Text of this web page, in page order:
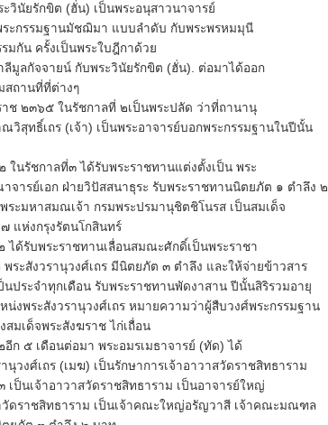
ะวินัยรักขิต (ฮั่น) เป็นพระอนุสาวนาจารย์
ะกรรมฐานมัชฌิมา แบบลำดับ กับพระพรหมมุนี
มกัน ครั้งเป็นพระใบฎีกาด้วย
ลีมูลกัจจายน์ กับพระวินัยรักขิต (ฮั่น). ต่อมาได้ออก
สถานที่ที่ต่างๆ
ช ๒๓๖๕ ในรัชกาลที่ ๒เป็นพระปลัด ว่าที่ถานานุ
วิสุทธิ์เถร (เจ้า) เป็นพระอาจารย์บอกพระกรรมฐานในปีนั้น
ในรัชกาลที่๓ ได้รับพระราชทานแต่งตั้งเป็น พระ
จารย์เอก ฝ่ายวิปัสสนาธุระ รับพระราชทานนิตยภัต ๑ ตำลึง ๒
ระมหาสมณเจ้า กรมพระปรมานุชิตชิโนรส เป็นสมเด็จ
แห่งกรุงรัตนโกสินทร์
ได้รับพระราชทานเลื่อนสมณะศักดิ์เป็นพระราชา
ระสังวรานุวงศ์เถร มีนิตยภัต ๓ ตำลึง และให้จ่ายข้าวสาร
ประจำทุกเดือน รับพระราชทานพัดงาสาน ปีนั้นสิริรวมอายุ
งพระสังวรานุวงศ์เถร หมายความว่าผู้สืบวงศ์พระกรรมฐาน
มเด็จพระสังฆราช ไก่เถื่อน
ก ๕ เดือนต่อมา พระอมรเมธาจารย์ (ทัด) ได้
นุวงศ์เถร (เมฆ) เป็นรักษาการเจ้าอาวาสวัดราชสิทธาราม
ป็นเจ้าอาวาสวัดราชสิทธาราม เป็นอาจารย์ใหญ่
วัดราชสิทธาราม เป็นเจ้าคณะใหญ่อรัญวาสี เจ้าคณะมณฑล